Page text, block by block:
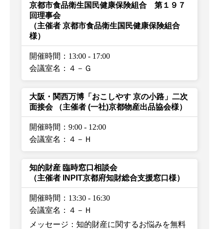
京都市食品衛生国民健康保険組合 第１９７
回理事会
（主催者 京都市食品衛生国民健康保険組合
様）
開催時間：13:00 - 17:00
会議室名：４－Ｇ
大阪・関西万博「おこしやす 京の小路」二次
面接会
（主催者 (一社)京都物産出品協会様）
開催時間：9:00 - 12:00
会議室名：４－Ｈ
知的財産 臨時窓口相談会
（主催者 INPIT京都府知財総合支援窓口様）
開催時間：13:30 - 16:30
会議室名：４－Ｈ
メッセージ：知的財産に関するお悩みを無料